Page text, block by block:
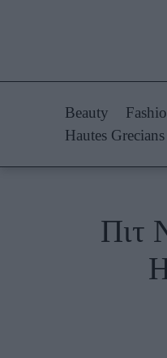
Woman Power
Beauty
Hautes Grecians
Πιτ